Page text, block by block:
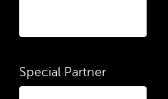
Special Partner